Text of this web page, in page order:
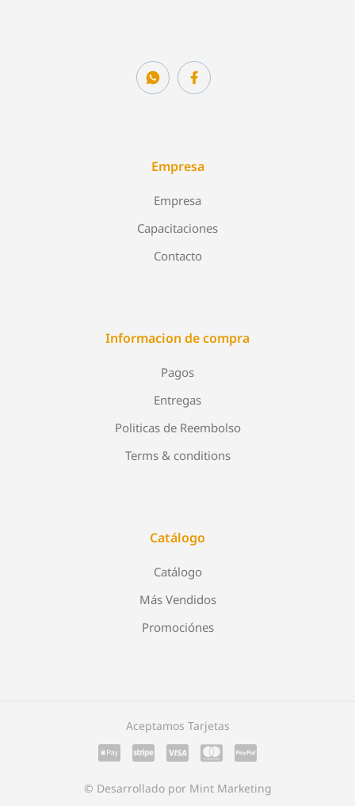
Empresa
Empresa
Capacitaciones
Contacto
Informacion de compra
Pagos
Entregas
Politicas de Reembolso
Terms & conditions
Catálogo
Catálogo
Más Vendidos
Promociónes
© Desarrollado por Mint Marketing
Aceptamos Tarjetas